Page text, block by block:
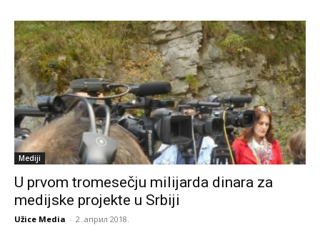
Mediji
U prvom tromesečju milijarda dinara za
medijske projekte u Srbiji
Užice Media - 2. април 2018.